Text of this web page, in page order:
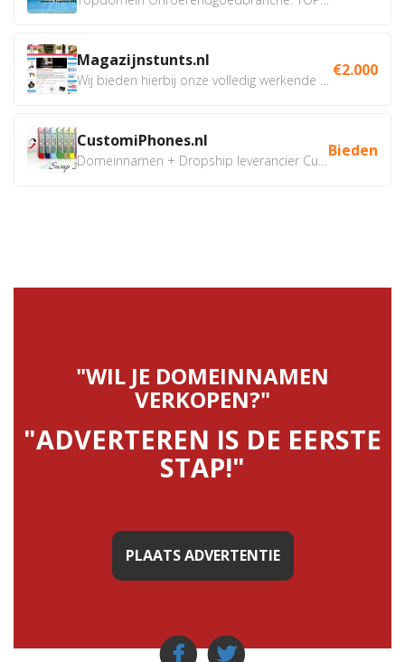
Magazijnstunts.nl €2.000
CustomiPhones.nl Bieden
"WIL JE DOMEINNAMEN
VERKOPEN?"
"ADVERTEREN IS DE EERSTE
STAP!"
PLAATS ADVERTENTIE